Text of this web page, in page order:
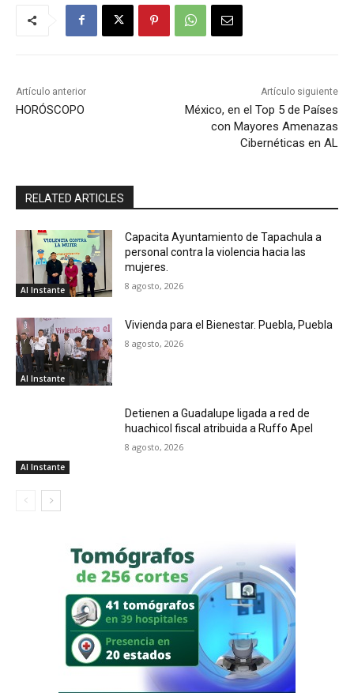
Artículo anterior
HORÓSCOPO
Artículo siguiente
México, en el Top 5 de Países
con Mayores Amenazas
Cibernéticas en AL
RELATED ARTICLES
Al Instante
Capacita Ayuntamiento de Tapachula a
personal contra la violencia hacia las
mujeres.
8 agosto, 2026
Al Instante
Vivienda para el Bienestar. Puebla, Puebla
8 agosto, 2026
Al Instante
Detienen a Guadalupe ligada a red de
huachicol fiscal atribuida a Ruffo Apel
8 agosto, 2026